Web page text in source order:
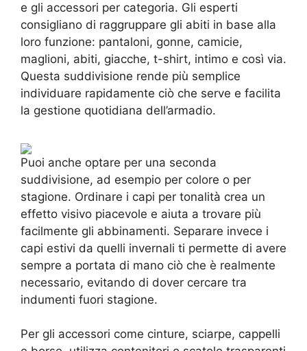
e gli accessori per categoria. Gli esperti
consigliano di raggruppare gli abiti in base alla
loro funzione: pantaloni, gonne, camicie,
maglioni, abiti, giacche, t-shirt, intimo e così via.
Questa suddivisione rende più semplice
individuare rapidamente ciò che serve e facilita
la gestione quotidiana dell’armadio.
Puoi anche optare per una seconda
suddivisione, ad esempio per colore o per
stagione. Ordinare i capi per tonalità crea un
effetto visivo piacevole e aiuta a trovare più
facilmente gli abbinamenti. Separare invece i
capi estivi da quelli invernali ti permette di avere
sempre a portata di mano ciò che è realmente
necessario, evitando di dover cercare tra
indumenti fuori stagione.
Per gli accessori come cinture, sciarpe, cappelli